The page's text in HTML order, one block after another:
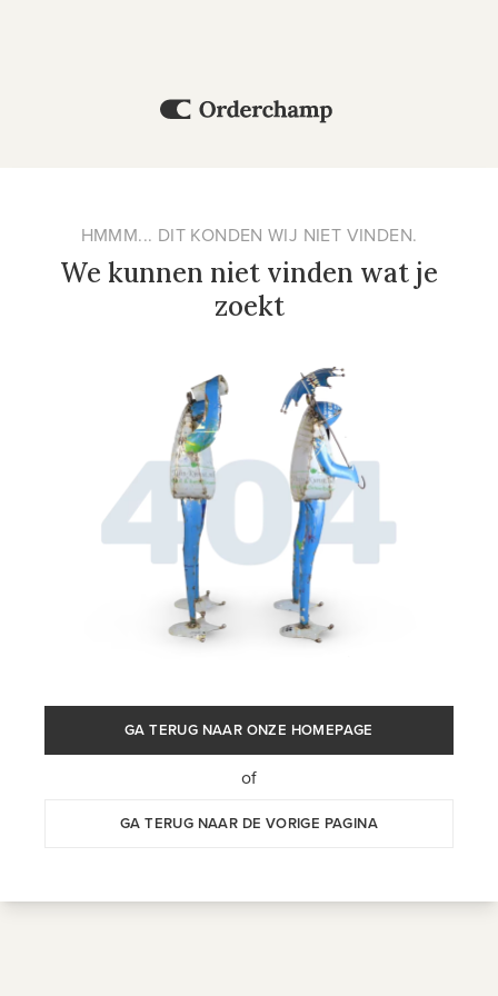
HMMM... DIT KONDEN WIJ NIET VINDEN.
We kunnen niet vinden wat je
zoekt
GA TERUG NAAR ONZE HOMEPAGE
of
GA TERUG NAAR DE VORIGE PAGINA